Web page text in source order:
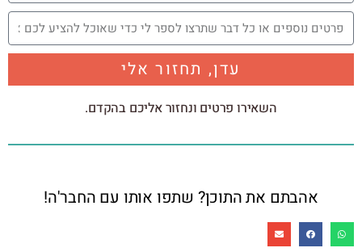
עדן, תחזור אלי
השאירו פרטים ונחזור אליכם בהקדם.
אהבתם את התוכן? שתפו אותו עם החבר'ה!